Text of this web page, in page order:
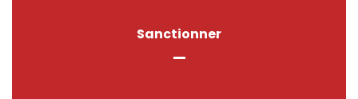
Sanctionner